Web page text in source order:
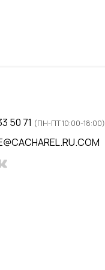
50 71 (ПН-ПТ 10:00-18:00)